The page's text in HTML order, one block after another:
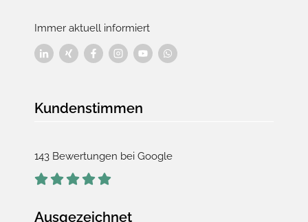
Immer aktuell informiert
Kundenstimmen
143 Bewertungen bei Google
Ausgezeichnet